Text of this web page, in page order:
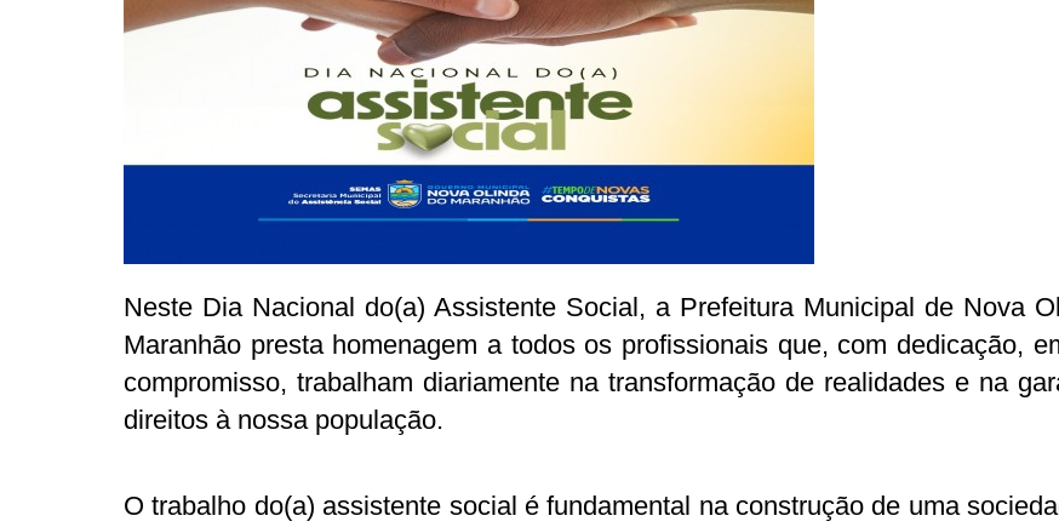
Neste Dia Nacional do(a) Assistente Social, a Prefeitura Municipal de Nova
Maranhão presta homenagem a todos os profissionais que, com dedicação,
compromisso, trabalham diariamente na transformação de realidades e na
direitos à nossa população.
O trabalho do(a) assistente social é fundamental na construção de uma